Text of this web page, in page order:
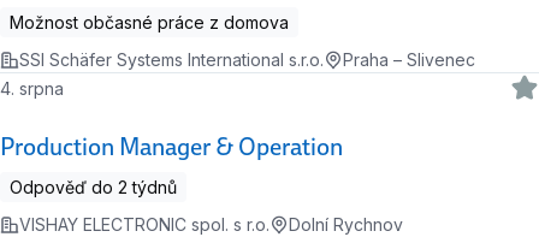
Možnost občasné práce z domova
SSI Schäfer Systems International s.r.o.
Praha – Slivenec
Production Manager & Operation
4. srpna
Odpověď do 2 týdnů
VISHAY ELECTRONIC spol. s r.o.
Dolní Rychnov